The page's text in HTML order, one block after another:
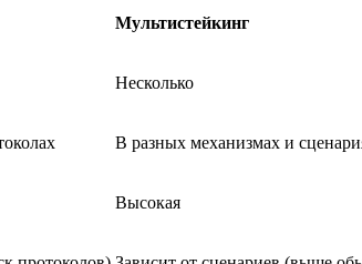
Мультистейкинг
Несколько
В разных механизмах и
Высокая